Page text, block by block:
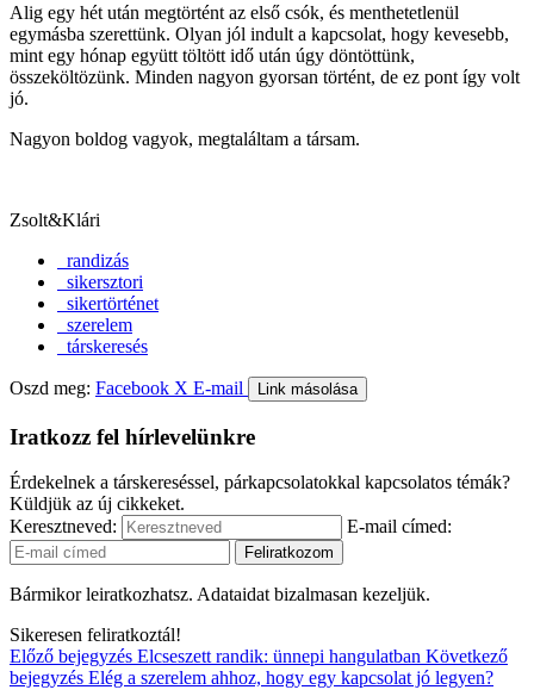
Alig egy hét után megtörtént az első csók, és menthetetlenül
egymásba szerettünk. Olyan jól indult a kapcsolat, hogy kevesebb,
mint egy hónap együtt töltött idő után úgy döntöttünk,
összeköltözünk. Minden nagyon gyorsan történt, de ez pont így volt
jó.
Nagyon boldog vagyok, megtaláltam a társam.
Zsolt&Klári
randizás
sikersztori
sikertörténet
szerelem
társkeresés
Oszd meg: Facebook X E-mail Link másolása
Iratkozz fel hírlevelünkre
Érdekelnek a társkereséssel, párkapcsolatokkal kapcsolatos témák?
Küldjük az új cikkeket.
Keresztneved:
E-mail címed:
Bármikor leiratkozhatsz. Adataidat bizalmasan kezeljük.
Sikeresen feliratkoztál!
Előző bejegyzés Elcseszett randik: ünnepi hangulatban Következő
bejegyzés Elég a szerelem ahhoz, hogy egy kapcsolat jó legyen?